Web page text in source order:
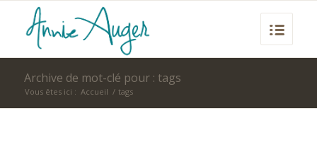
Archive de mot-clé pour : tags
Vous êtes ici : Accueil / tags